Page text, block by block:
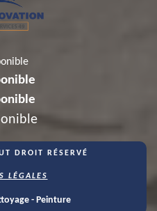
DROIT RÉSERVÉ
LÉGALES
- Peinture